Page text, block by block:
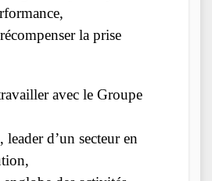
la prise
avec le Groupe
d’un secteur en